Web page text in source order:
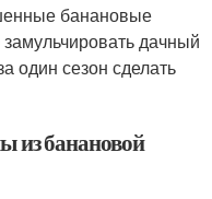
банановые
дачный
один сезон сделать
из банановой